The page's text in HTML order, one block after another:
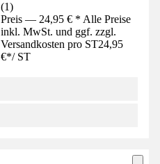
(1)
Preis — 24,95 € * Alle Preise
inkl. MwSt. und ggf. zzgl.
Versandkosten pro ST24,95
€*/ ST